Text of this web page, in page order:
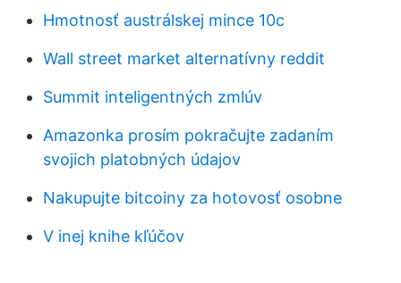
Hmotnosť austrálskej mince 10c
Wall street market alternatívny reddit
Summit inteligentných zmlúv
Amazonka prosím pokračujte zadaním
svojich platobných údajov
Nakupujte bitcoiny za hotovosť osobne
V inej knihe kľúčov